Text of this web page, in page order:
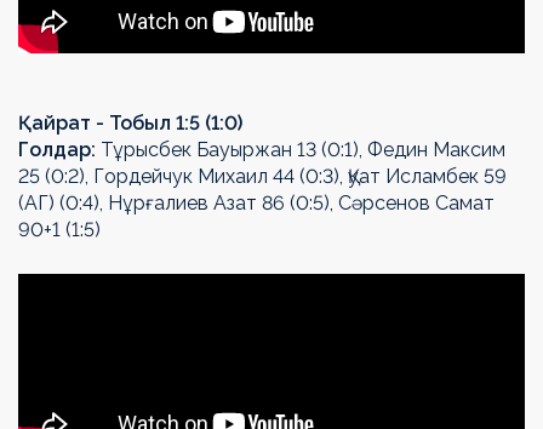
Қайрат - Тобыл 1:5 (1:0)
Голдар: Тұрысбек Бауыржан 13 (0:1), Федин Максим
25 (0:2), Гордейчук Михаил 44 (0:3), Қуат Исламбек 59
(АГ) (0:4), Нұрғалиев Азат 86 (0:5), Сәрсенов Самат
90+1 (1:5)